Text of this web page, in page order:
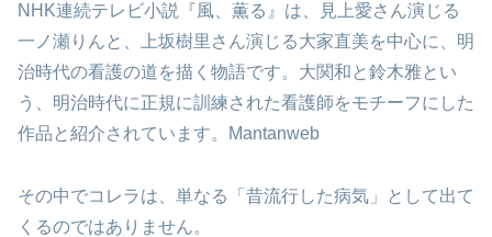
NHK連続テレビ小説『風、薫る』は、見上愛さん演じる
一ノ瀬りんと、上坂樹里さん演じる大家直美を中心に、明
治時代の看護の道を描く物語です。大関和と鈴木雅とい
う、明治時代に正規に訓練された看護師をモチーフにした
作品と紹介されています。Mantanweb
その中でコレラは、単なる「昔流行した病気」として出て
くるのではありません。